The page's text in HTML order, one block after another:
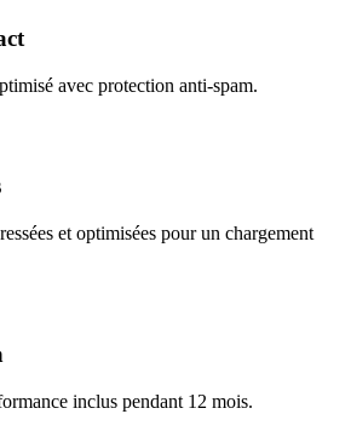
avec protection anti-spam.
et optimisées pour un chargement
inclus pendant 12 mois.